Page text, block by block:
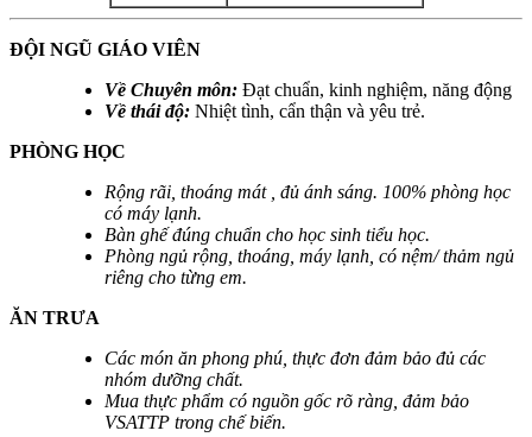
ĐỘI NGŨ GIÁO VIÊN
Về Chuyên môn: Đạt chuẩn, kinh nghiệm, năng động
Về thái độ: Nhiệt tình, cẩn thận và yêu trẻ.
PHÒNG HỌC
Rộng rãi, thoáng mát , đủ ánh sáng. 100% phòng học
có máy lạnh.
Bàn ghế đúng chuẩn cho học sinh tiểu học.
Phòng ngủ rộng, thoáng, máy lạnh, có nệm/ thảm ngủ
riêng cho từng em.
ĂN TRƯA
Các món ăn phong phú, thực đơn đảm bảo đủ các
nhóm dưỡng chất.
Mua thực phẩm có nguồn gốc rõ ràng, đảm bảo
VSATTP trong chế biến.